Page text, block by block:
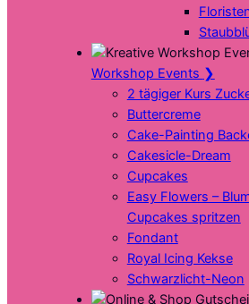
Workshop Events ❯
2 tägiger Kurs
Buttercreme
Cake-Painting
Cakesicle-Dream
Cupcakes
Easy Flowers –
Cupcakes spritzen
Fondant
Royal Icing Kekse
Schwarzlicht-Neon